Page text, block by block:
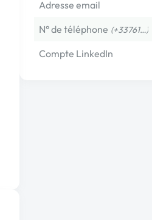
Adresse email
N° de téléphone (+33761…)
Compte LinkedIn